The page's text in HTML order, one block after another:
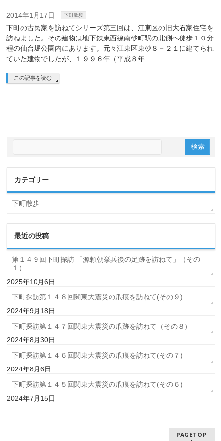
2014年1月17日 下町散歩
下町の古民家を訪ねてシリーズ第三回は、江東区の旧大石家住宅を
訪ねました。その建物は地下鉄東西線南砂町駅の北側へ徒歩１０分
程の仙台堀公園内にあります。元々江東区東砂８－２１に建てられ
ていた建物でしたが、１９９６年（平成８年 …
この記事を読む
カテゴリー
下町散歩
最近の投稿
第１４９回下町探訪 「源頼朝挙兵後の足跡を訪ねて」（その
１）
2025年10月6日
下町探訪第１４８回関東大震災の爪痕を訪ねて(その９)
2024年9月18日
下町探訪第１４７回関東大震災の爪跡を訪ねて（その８）
2024年8月30日
下町探訪第１４６回関東大震災の爪痕を訪ねて(その７)
2024年8月6日
下町探訪第１４５回関東大震災の爪痕を訪ねて(その６)
2024年7月15日
PAGETOP